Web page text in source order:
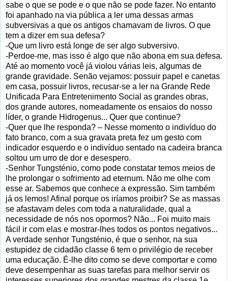
sabe o que se pode e o que não se pode fazer. No entanto
foi apanhado na via pública a ler uma dessas armas
subversivas a que os antigos chamavam de livros. O que
tem a dizer em sua defesa?
-Que um livro está longe de ser algo subversivo.
-Perdoe-me, mas isso é algo que não abona em sua defesa.
Até ao momento você já violou várias leis, algumas de
grande gravidade. Senão vejamos: possuir papel e canetas
em casa, possuir livros, recusar-se a ler na Grande Rede
Unificada Para Entretenimento Social as grandes obras,
dos grande autores, nomeadamente os ensaios do nosso
líder, o grande Hidrogenus... Quer que continue?
-Quer que lhe responda? – Nesse momento o indivíduo do
fato branco, com a sua gravata preta fez um gesto com
indicador esquerdo e o indivíduo sentado na cadeira branca
soltou um urro de dor e desespero.
-Senhor Tungsténio, como pode constatar temos meios de
lhe prolongar o sofrimento ad eternum. Não me olhe com
esse ar. Sabemos que conhece a expressão. Sim também
já os lemos! Afinal porque os iríamos proibir? Se as massas
se afastavam deles com toda a naturalidade, qual a
necessidade de nós nos opormos? Não... Foi muito mais
fácil ir com elas e mostrar-lhes todos os pontos negativos...
A verdade senhor Tungsténio, é que o senhor, na sua
estupidez de cidadão classe 6 tem o privilégio de receber
uma educação. É-lhe dito como se deve comportar e como
deve desempenhar as suas tarefas para melhor servir os